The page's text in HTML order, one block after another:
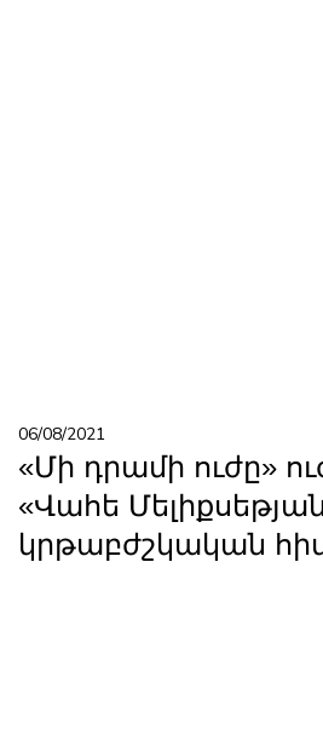
06/08/2021
«Մի դրամի ուժը»
«Վահե
կրթաբժշկական